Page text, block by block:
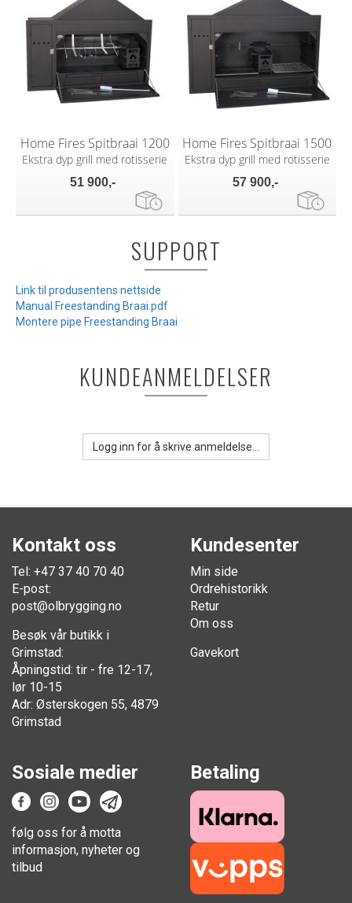
Home Fires Spitbraai 1200
Ekstra dyp grill med rotisserie
51 900,-
Home Fires Spitbraai 1500
Ekstra dyp grill med rotisserie
57 900,-
SUPPORT
Link til produsentens nettside
Manual Freestanding Braai.pdf
Montere pipe Freestanding Braai
KUNDEANMELDELSER
Logg inn for å skrive anmeldelse...
Kontakt oss
Tel: +47 37 40 70 40
E-post:
post@olbrygging.no
Besøk vår butikk i
Grimstad:
Åpningstid: tir - fre 12-17,
lør 10-15
Adr: Østerskogen 55, 4879
Grimstad
Kundesenter
Min side
Ordrehistorikk
Retur
Om oss
Gavekort
Sosiale medier
følg oss for å motta
informasjon, nyheter og
tilbud
Betaling